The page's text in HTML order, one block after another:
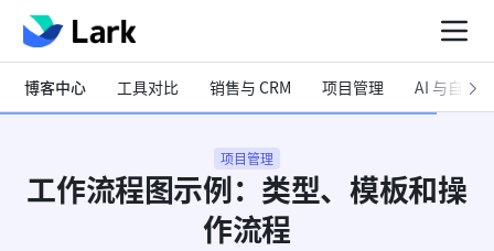
博客中心 工具对比 销售与 CRM 项目管理 AI 与自动化
项目管理
工作流程图示例：类型、模板和操
作流程